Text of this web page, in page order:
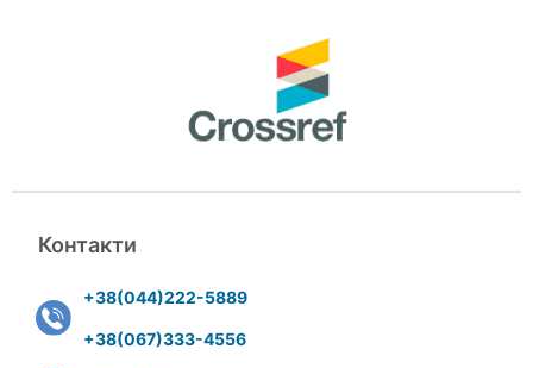
Контакти
+38(044)222-5889
+38(067)333-4556